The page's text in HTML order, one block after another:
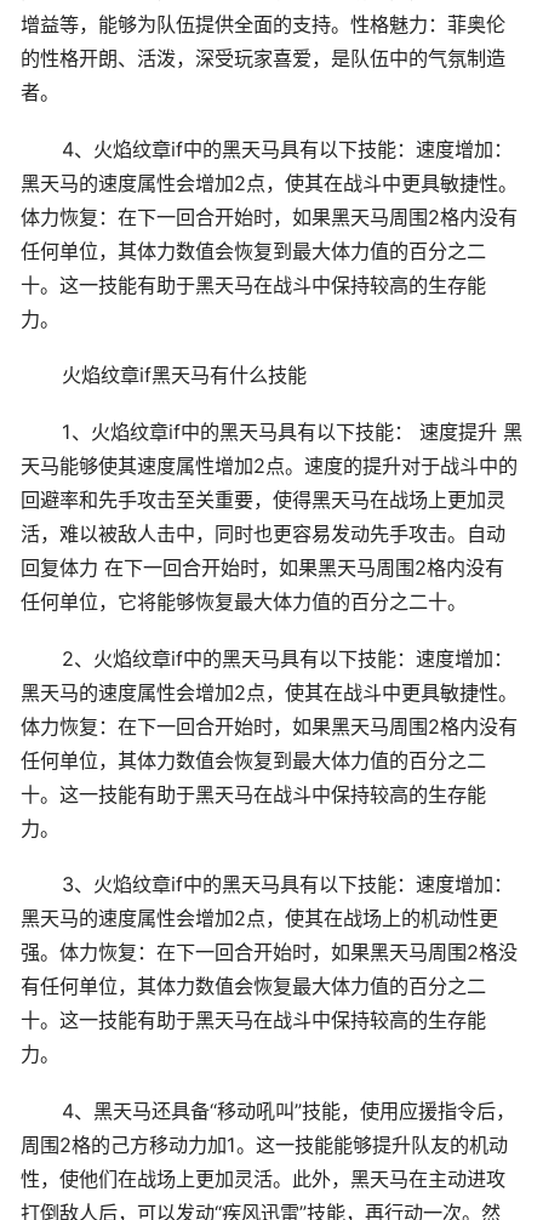
增益等，能够为队伍提供全面的支持。性格魅力：菲奥伦
的性格开朗、活泼，深受玩家喜爱，是队伍中的气氛制造
者。
4、火焰纹章if中的黑天马具有以下技能：速度增加：
黑天马的速度属性会增加2点，使其在战斗中更具敏捷性。
体力恢复：在下一回合开始时，如果黑天马周围2格内没有
任何单位，其体力数值会恢复到最大体力值的百分之二
十。这一技能有助于黑天马在战斗中保持较高的生存能
力。
火焰纹章if黑天马有什么技能
1、火焰纹章if中的黑天马具有以下技能： 速度提升 黑
天马能够使其速度属性增加2点。速度的提升对于战斗中的
回避率和先手攻击至关重要，使得黑天马在战场上更加灵
活，难以被敌人击中，同时也更容易发动先手攻击。自动
回复体力 在下一回合开始时，如果黑天马周围2格内没有
任何单位，它将能够恢复最大体力值的百分之二十。
2、火焰纹章if中的黑天马具有以下技能：速度增加：
黑天马的速度属性会增加2点，使其在战斗中更具敏捷性。
体力恢复：在下一回合开始时，如果黑天马周围2格内没有
任何单位，其体力数值会恢复到最大体力值的百分之二
十。这一技能有助于黑天马在战斗中保持较高的生存能
力。
3、火焰纹章if中的黑天马具有以下技能：速度增加：
黑天马的速度属性会增加2点，使其在战场上的机动性更
强。体力恢复：在下一回合开始时，如果黑天马周围2格没
有任何单位，其体力数值会恢复最大体力值的百分之二
十。这一技能有助于黑天马在战斗中保持较高的生存能
力。
4、黑天马还具备“移动吼叫”技能，使用应援指令后，
周围2格的己方移动力加1。这一技能能够提升队友的机动
性，使他们在战场上更加灵活。此外，黑天马在主动进攻
打倒敌人后，可以发动“疾风迅雷”技能，再行动一次。然